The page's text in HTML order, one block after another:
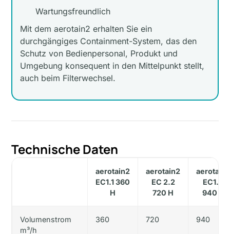
Wartungsfreundlich
Mit dem aerotain2 erhalten Sie ein
durchgängiges Containment-System, das den
Schutz von Bedienpersonal, Produkt und
Umgebung konsequent in den Mittelpunkt stellt,
auch beim Filterwechsel.
Technische Daten
aerotain2
EC1.1 360
H
aerotain2
EC 2.2
720 H
EC1.4
940 H
Volumenstrom
m³/h
360 720 940